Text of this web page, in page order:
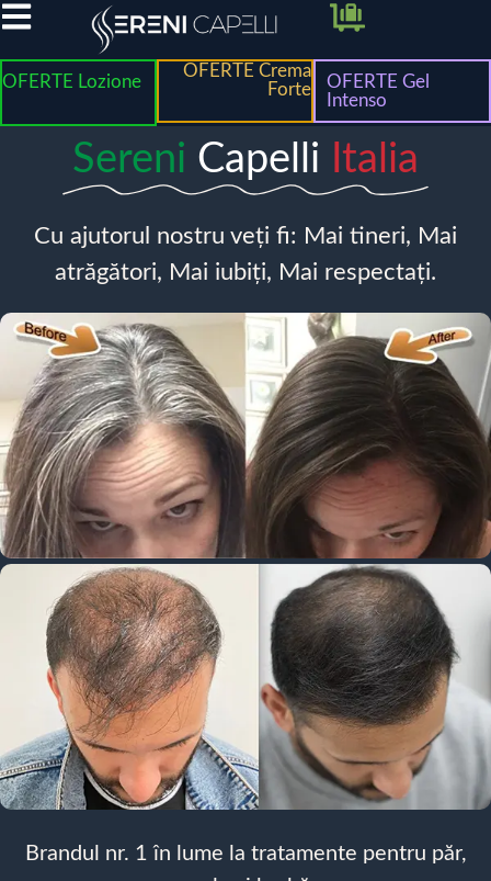
OFERTE Lozione
OFERTE Crema
Forte
OFERTE Gel
Intenso
Sereni Capelli Italia
Cu ajutorul nostru veți fi: Mai tineri, Mai
atrăgători, Mai iubiți, Mai respectați.
Brandul nr. 1 în lume la tratamente pentru păr,